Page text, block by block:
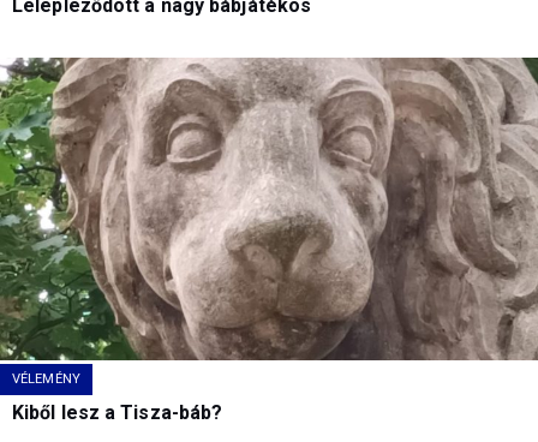
Lelepleződött a nagy bábjátékos
VÉLEMÉNY
Kiből lesz a Tisza-báb?